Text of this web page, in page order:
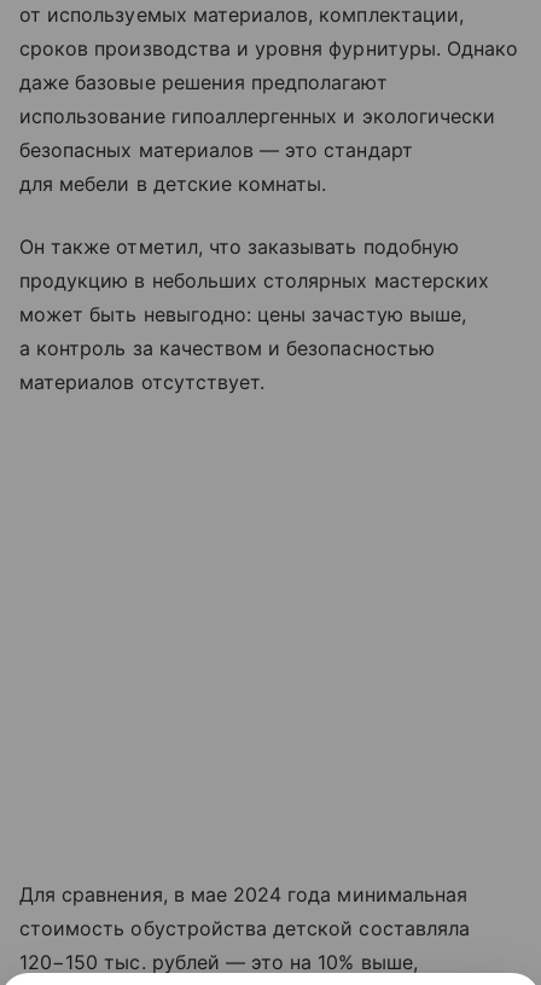
от используемых материалов, комплектации,
сроков производства и уровня фурнитуры. Однако
даже базовые решения предполагают
использование гипоаллергенных и экологически
безопасных материалов — это стандарт
для мебели в детские комнаты.
Он также отметил, что заказывать подобную
продукцию в небольших столярных мастерских
может быть невыгодно: цены зачастую выше,
а контроль за качеством и безопасностью
материалов отсутствует.
Для сравнения, в мае 2024 года минимальная
стоимость обустройства детской составляла
120−150 тыс. рублей — это на 10% выше,